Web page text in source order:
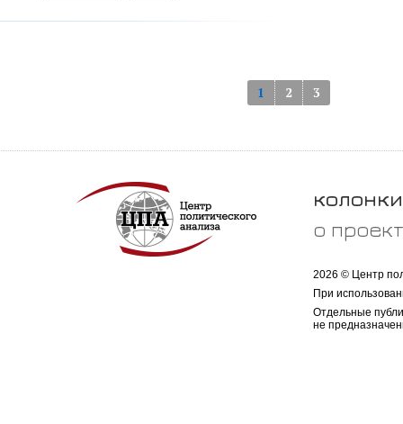
1 2 3
колонки
о
2026 © Центр
При
Отдельные
не